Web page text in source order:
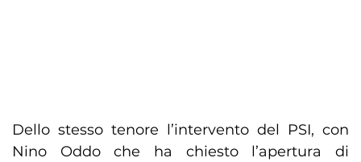
Dello stesso tenore l’intervento del PSI, con
Nino Oddo che ha chiesto l’apertura di